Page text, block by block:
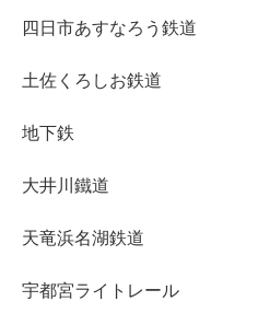
四日市あすなろう鉄道
土佐くろしお鉄道
地下鉄
大井川鐵道
天竜浜名湖鉄道
宇都宮ライトレール